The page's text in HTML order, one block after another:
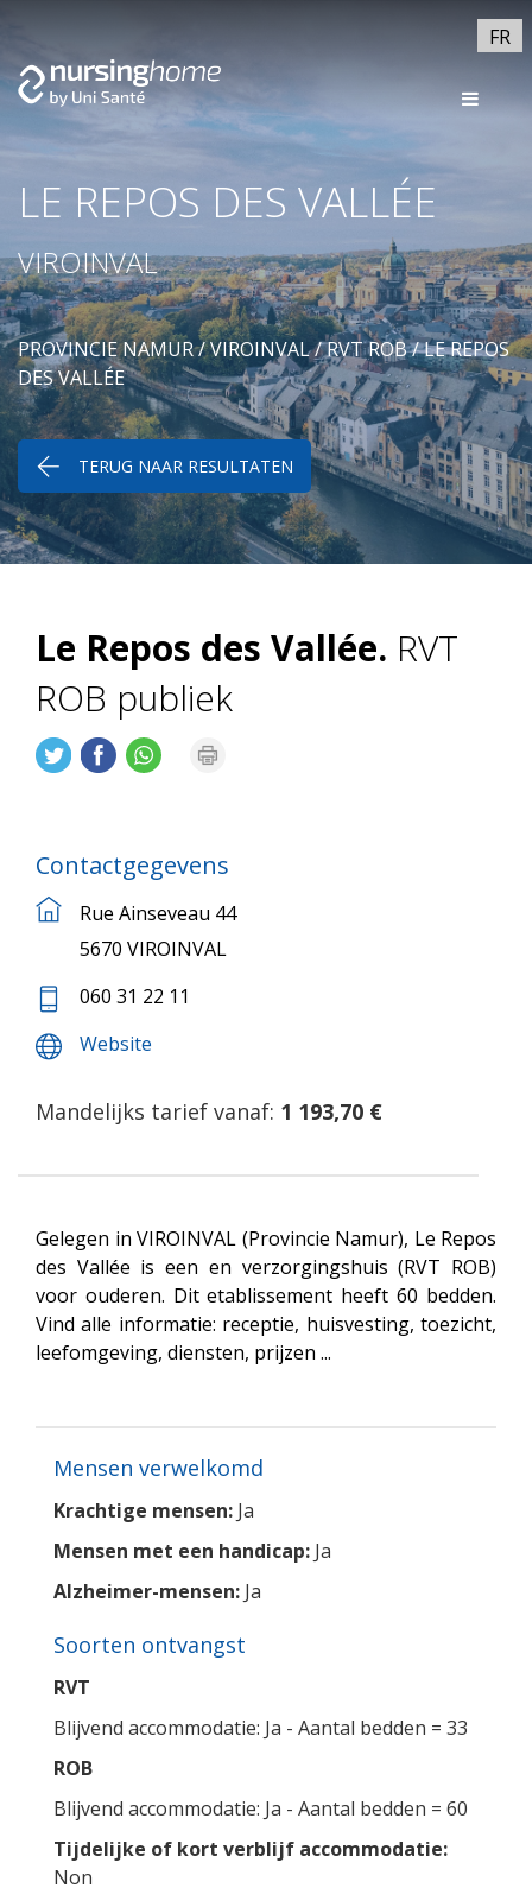
FR
LE REPOS DES VALLÉE
VIROINVAL
PROVINCIE NAMUR/VIROINVAL/RVT ROB/ LE REPOS
DES VALLÉE
TERUG NAAR RESULTATEN
Le Repos des Vallée. RVT
ROB publiek
Contactgegevens
Rue Ainseveau 44
5670 VIROINVAL
060 31 22 11
Website
Mandelijks tarief vanaf: 1 193,70 €
Gelegen in VIROINVAL (Provincie Namur), Le Repos
des Vallée is een en verzorgingshuis (RVT ROB)
voor ouderen. Dit etablissement heeft 60 bedden.
Vind alle informatie: receptie, huisvesting, toezicht,
leefomgeving, diensten, prijzen ...
Mensen verwelkomd
Krachtige mensen: Ja
Mensen met een handicap: Ja
Alzheimer-mensen: Ja
Soorten ontvangst
RVT
Blijvend accommodatie: Ja - Aantal bedden = 33
ROB
Blijvend accommodatie: Ja - Aantal bedden = 60
Tijdelijke of kort verblijf accommodatie:
Non